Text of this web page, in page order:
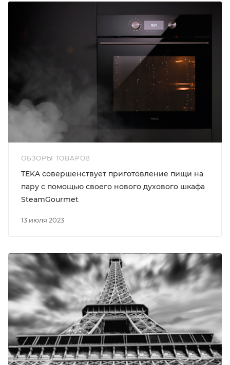
ОБЗОРЫ ТОВАРОВ
13 июля 2023
TEKA совершенствует приготовление пищи на
пару с помощью своего нового духового шкафа
SteamGourmet